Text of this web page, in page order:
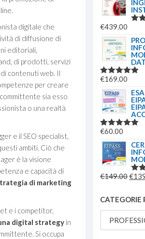
digitale che
di diffusione di
editoriali,
di prodotti, servizi
contenuti web. Il
per creare
sia esso
o una realtà
e il SEO specialist,
ambiti. Ciò che
è la visione
e capacità di
di marketing
e i competitor,
digital strategyin
Si occupa
€439.00
VALUTATO
5.00SU 5
€169.00
VALUTATO
5.00SU 5
€60.00
€149.00IL
ERA:
€
CATEGORIE